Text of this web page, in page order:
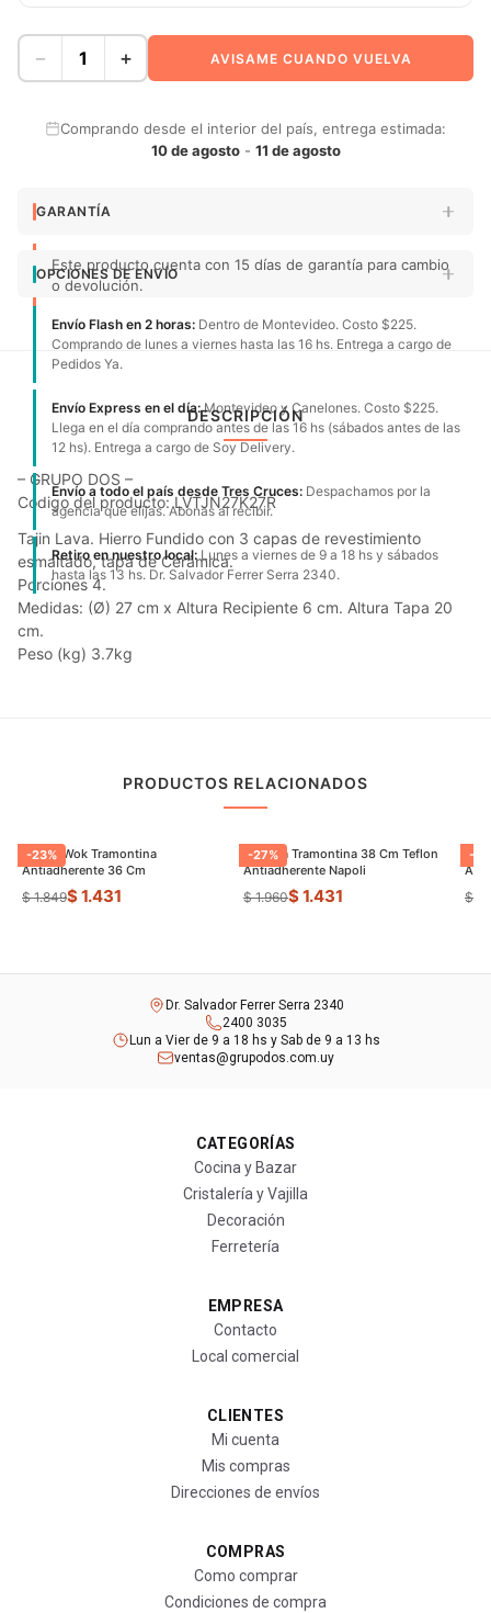
− + AVISAME CUANDO VUELVA
Comprando desde el interior del país, entrega estimada:
10 de agosto- 11 de agosto
GARANTÍA
Este producto cuenta con 15 días de garantía para cambio
o devolución.
OPCIONES DE ENVÍO
Envío Flash en 2 horas: Dentro de Montevideo. Costo $225.
Comprando de lunes a viernes hasta las 16 hs. Entrega a cargo de
Pedidos Ya.
Envío Express en el día:Montevideo y Canelones. Costo $225.
Llega en el día comprando antes de las 16 hs (sábados antes de las
12 hs). Entrega a cargo de Soy Delivery.
Envío a todo el país desde Tres Cruces: Despachamos por la
agencia que elijas. Abonas al recibir.
Retiro en nuestro local:Lunes a viernes de 9 a 18 hs y sábados
hasta las 13 hs. Dr. Salvador Ferrer Serra 2340.
DESCRIPCIÓN
– GRUPO DOS –
Código del producto: LVTJN27K27R
Tajin Lava. Hierro Fundido con 3 capas de revestimiento
esmaltado, tapa de Cerámica.
Porciones 4.
Medidas: (Ø) 27 cm x Altura Recipiente 6 cm. Altura Tapa 20
cm.
Peso (kg) 3.7kg
PRODUCTOS RELACIONADOS
-23%
Sarten Wok Tramontina
Antiadherente 36 Cm
$ 1.849$ 1.431
-27%
Paellera Tramontina 38 Cm Teflon
Antiadherente Napoli
$ 1.960$ 1.431
-
$
Dr. Salvador Ferrer Serra 2340
2400 3035
Lun a Vier de 9 a 18 hs y Sab de 9 a 13 hs
ventas@grupodos.com.uy
CATEGORÍAS
Cocina y Bazar
Cristalería y Vajilla
Decoración
Ferretería
EMPRESA
Contacto
Local comercial
CLIENTES
Mi cuenta
Mis compras
Direcciones de envíos
COMPRAS
Como comprar
Condiciones de compra